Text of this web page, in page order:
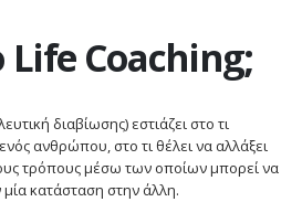
Life Coaching;
διαβίωσης) εστιάζει στο τι
ανθρώπου, στο τι θέλει να αλλάξει
τρόπους μέσω των οποίων μπορεί να
κατάσταση στην άλλη.